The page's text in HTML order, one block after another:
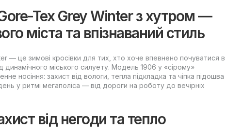
Tex Grey Winter з хутром —
міста та впізнаваний стиль
— це зимові кросівки для тих, хто хоче впевнено почуватися в
міського силуету. Модель 1906 у «сірому»
носіння: захист від вологи, тепла підкладка та чіпка підошва
у ритмі мегаполіса — від дороги на роботу до вечірніх
від негоди та тепло